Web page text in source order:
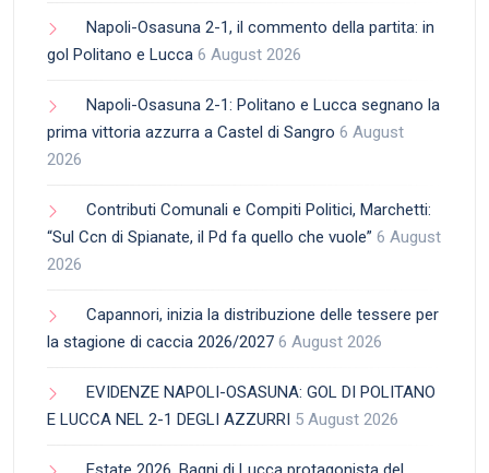
Napoli-Osasuna 2-1, il commento della partita: in
gol Politano e Lucca 6 August 2026
Napoli-Osasuna 2-1: Politano e Lucca segnano la
prima vittoria azzurra a Castel di Sangro 6 August
2026
Contributi Comunali e Compiti Politici, Marchetti:
“Sul Ccn di Spianate, il Pd fa quello che vuole” 6 August
2026
Capannori, inizia la distribuzione delle tessere per
la stagione di caccia 2026/2027 6 August 2026
EVIDENZE NAPOLI-OSASUNA: GOL DI POLITANO
E LUCCA NEL 2-1 DEGLI AZZURRI 5 August 2026